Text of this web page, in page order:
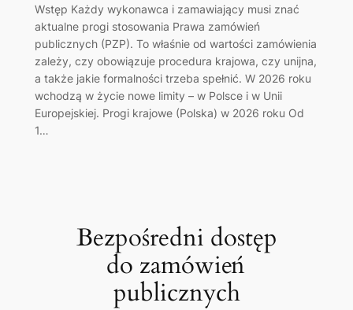
Wstęp Każdy wykonawca i zamawiający musi znać
aktualne progi stosowania Prawa zamówień
publicznych (PZP). To właśnie od wartości zamówienia
zależy, czy obowiązuje procedura krajowa, czy unijna,
a także jakie formalności trzeba spełnić. W 2026 roku
wchodzą w życie nowe limity – w Polsce i w Unii
Europejskiej. Progi krajowe (Polska) w 2026 roku Od
1…
Bezpośredni dostęp
do zamówień
publicznych